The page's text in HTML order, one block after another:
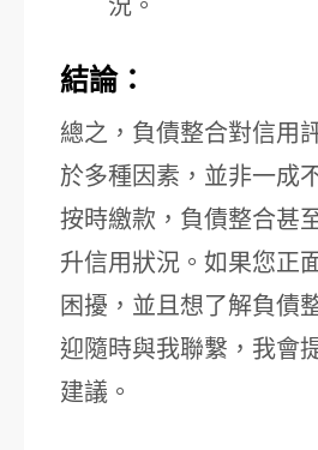
況。
結論：
總之，負債整合對信用
於多種因素，並非一成
按時繳款，負債整合甚
升信用狀況。如果您正
困擾，並且想了解負債
迎隨時與我聯繫，我會
建議。